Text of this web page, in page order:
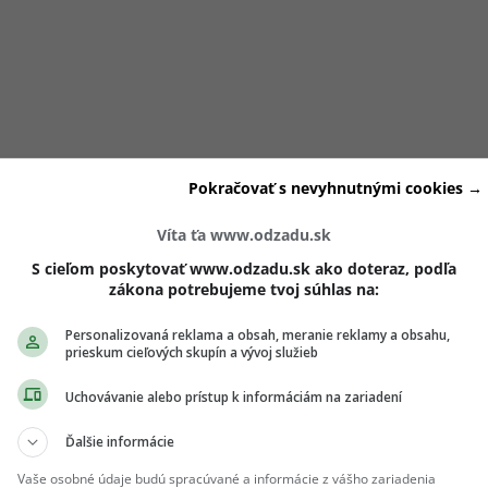
bolelo ale už to nie si ty
je zabudnúť, ale priznať si, že si bola zranená.Popieranie
no keď si dovolíš precítiť sklamanie a súcitne sa naň pozrieš,
ťa definuje ale tým, čo ťa formovalo. To, čo sa ti stalo, ťa
si zaslúžiš. Tvoje
Víta ťa www.odzadu.sk
S cieľom poskytovať www.odzadu.sk ako doteraz, podľa
zákona potrebujeme tvoj súhlas na:
Personalizovaná reklama a obsah, meranie reklamy a obsahu,
prieskum cieľových skupín a vývoj služieb
Uchovávanie alebo prístup k informáciám na zariadení
Ďalšie informácie
Vaše osobné údaje budú spracúvané a informácie z vášho zariadenia
Pokračovať s nevyhnutnými cookies →